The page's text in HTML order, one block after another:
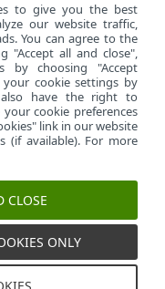
Cookies verwalten
to give you the best
our website traffic,
You can agree to the
"Accept all and close",
by choosing "Accept
cookie settings by
also have the right to
cookie preferences
link in our website
(if available). For more
CLOSE
ONLY